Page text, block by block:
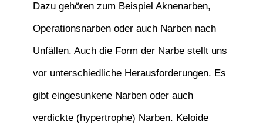
Online Termin
Dazu gehören zum Beispiel Aknenarben,
Operationsnarben oder auch Narben nach
Unfällen. Auch die Form der Narbe stellt uns
vor unterschiedliche Herausforderungen. Es
gibt eingesunkene Narben oder auch
verdickte (hypertrophe) Narben. Keloide